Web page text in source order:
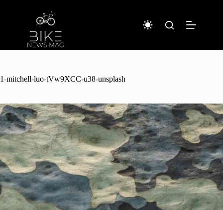
キ
1-mitchell-luo-tVw9XCC-u38-unsplash